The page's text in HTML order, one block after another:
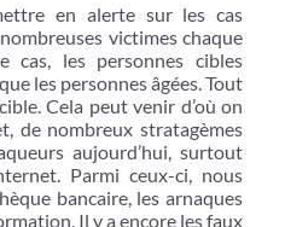
en alerte sur les cas
victimes chaque
cas, les personnes cibles
les personnes âgées. Tout
Cela peut venir d’où on
de nombreux stratagèmes
aujourd’hui, surtout
Parmi ceux-ci, nous
bancaire, les arnaques
Il y a encore les faux